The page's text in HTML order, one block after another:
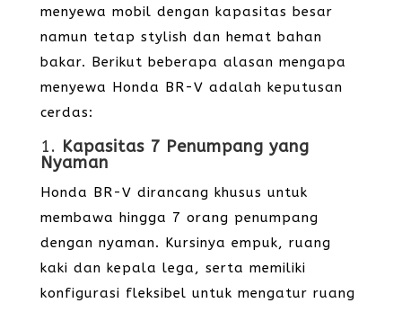
menyewa mobil dengan kapasitas besar
namun tetap stylish dan hemat bahan
bakar. Berikut beberapa alasan mengapa
menyewa Honda BR-V adalah keputusan
cerdas:
1. Kapasitas 7 Penumpang yang
Nyaman
Honda BR-V dirancang khusus untuk
membawa hingga 7 orang penumpang
dengan nyaman. Kursinya empuk, ruang
kaki dan kepala lega, serta memiliki
konfigurasi fleksibel untuk mengatur ruang